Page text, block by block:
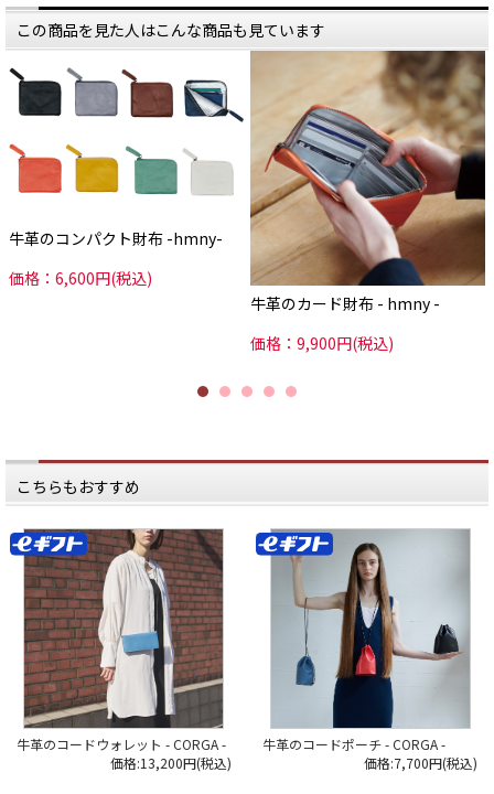
工夫されています。
こちらのお財布を手がけるのは、
100年以上香川の地で受け継がれて
きた
革手袋づくりの技術を持つ
ルボアという会社。
繊細な技術を持つ職人達が
ひとつひとつ、
一針一針、丁寧に作り上げているた
縫製など細かな部分に
使えば使う程馴染んでいく、
目を引くカラー展開と、
日本いいもの屋公式LINEはじめまし
@iimonoya
*****
▶︎詳細は、商品画像のタグからご覧
▶︎その他お買い物はプロフィールリ
ンクからどうぞ。
#日本いいもの屋 #丁寧な暮らし #通
販サイト #ECサイト #雑貨店 #オンラ
インショップ #伝統工芸 #贈り物 #引
き出物 #ギフト #日本製
#madeinjapan #革小物 #革財布 #レ
ザー #コンパクト財布 #hmny #ミニ
財布 #三つ折り財布
#日本いいもの屋 #丁寧な暮らし #通
販サイト #ECサイト #雑貨店 #オンラ
インショップ #伝統工芸 #贈り物 #引
き出物 #ギフト #日本製
#madeinjapan #革小物 #革財布 #レ
ザー #コンパクト財布 #hmny #ミニ
財布
この商品を見た人はこんな商品も見ています
牛革のコンパクト財布 -hmny-
価格：6,600円(税込)
牛革のカード財布 - hmny -
価格：9,900円(税込)
こちらもおすすめ
牛革のコードウォレット - CORGA -
価格:13,200円(税込)
牛革のコードポーチ - CORGA -
価格:7,700円(税込)